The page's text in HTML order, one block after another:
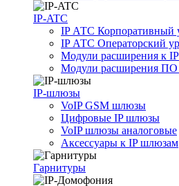
IP-ATC
IP АТС Корпоративный
IP АТС Операторский
Модули расширения к
Модули расширения
IP-шлюзы
VoIP GSM шлюзы
Цифровые IP шлюзы
VoIP шлюзы аналоговые
Аксессуары к IP шлюзам
Гарнитуры